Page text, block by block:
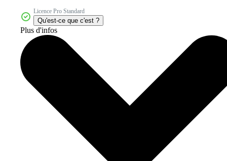
Licence Pro Standard
Qu'est-ce que c'est ?
Plus d'infos